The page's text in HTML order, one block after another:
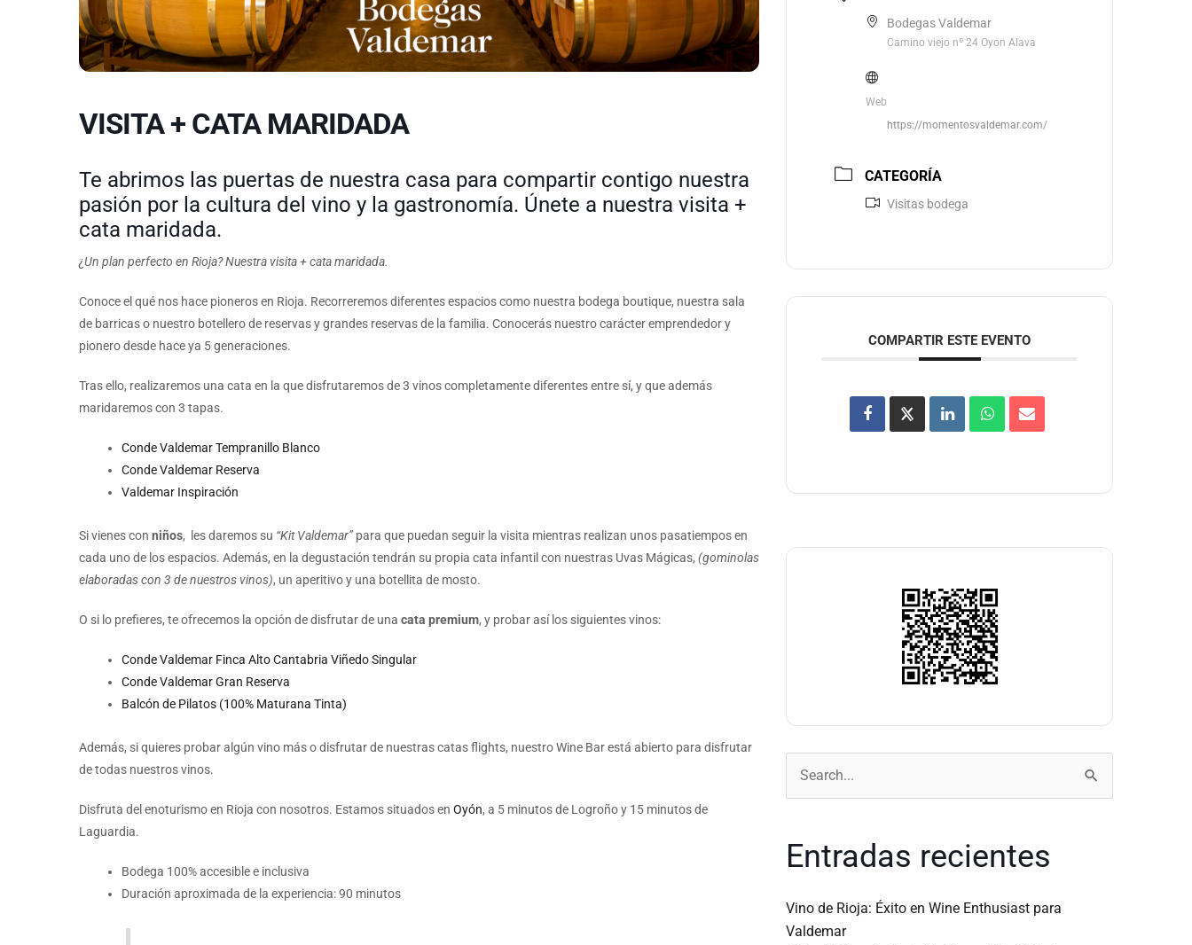
VISITA + CATA MARIDADA
Te abrimos las puertas de nuestra casa para compartir contigo nuestra
pasión por la cultura del vino y la gastronomía. Únete a nuestra visita +
cata maridada.
¿Un plan perfecto en Rioja? Nuestra visita + cata maridada.
Conoce el qué nos hace pioneros en Rioja. Recorreremos diferentes espacios como nuestra bodega boutique, nuestra sala
de barricas o nuestro botellero de reservas y grandes reservas de la familia. Conocerás nuestro carácter emprendedor y
pionero desde hace ya 5 generaciones.
Tras ello, realizaremos una cata en la que disfrutaremos de 3 vinos completamente diferentes entre sí, y que además
maridaremos con 3 tapas.
Conde Valdemar Tempranillo Blanco
Conde Valdemar Reserva
Valdemar Inspiración
Si vienes con niños, les daremos su “Kit Valdemar”para que puedan seguir la visita mientras realizan unos pasatiempos en
cada uno de los espacios. Además, en la degustación tendrán su propia cata infantil con nuestras Uvas Mágicas, (gominolas
elaboradas con 3 de nuestros vinos), un aperitivo y una botellita de mosto.
O si lo prefieres, te ofrecemos la opción de disfrutar de una cata premium, y probar así los siguientes vinos:
Conde Valdemar Finca Alto Cantabria Viñedo Singular
Conde Valdemar Gran Reserva
Balcón de Pilatos (100% Maturana Tinta)
Además, si quieres probar algún vino más o disfrutar de nuestras catas flights, nuestro Wine Bar está abierto para disfrutar
de todas nuestros vinos.
Disfruta del enoturismo en Rioja con nosotros. Estamos situados en Oyón, a 5 minutos de Logroño y 15 minutos de
Laguardia.
Bodega 100% accesible e inclusiva
Duración aproximada de la experiencia: 90 minutos
Bodegas Valdemar
Camino viejo nº 24 Oyon Alava
Web
https://momentosvaldemar.com/
CATEGORÍA
Visitas bodega
COMPARTIR ESTE EVENTO
Buscar
por:
Entradas recientes
Vino de Rioja: Éxito en Wine Enthusiast para
Valdemar